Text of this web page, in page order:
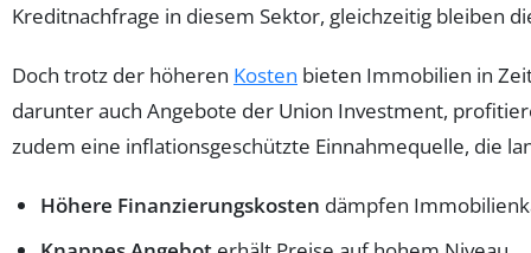
Kreditnachfrage in diesem Sektor, gleichzeitig bleiben
Doch trotz der höheren Kosten bieten Immobilien in
darunter auch Angebote der Union Investment,
zudem eine inflationsgeschützte Einnahmequelle, die
Höhere Finanzierungskosten dämpfen